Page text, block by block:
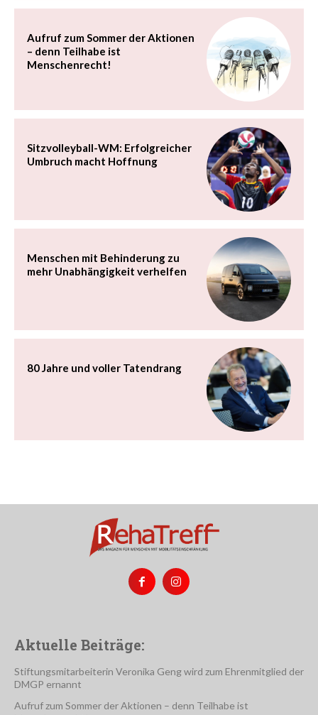
Aufruf zum Sommer der Aktionen
– denn Teilhabe ist
Menschenrecht!
Sitzvolleyball-WM: Erfolgreicher
Umbruch macht Hoffnung
Menschen mit Behinderung zu
mehr Unabhängigkeit verhelfen
80 Jahre und voller Tatendrang
Aktuelle Beiträge:
Stiftungsmitarbeiterin Veronika Geng wird zum Ehrenmitglied der
DMGP ernannt
Aufruf zum Sommer der Aktionen – denn Teilhabe ist